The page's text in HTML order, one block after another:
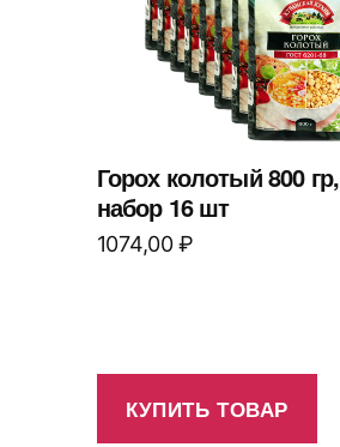
Горох колотый 800 гр,
набор 16 шт
1074,00₽
КУПИТЬ ТОВАР